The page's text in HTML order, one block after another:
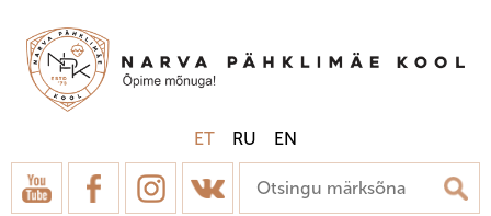
ET RU EN